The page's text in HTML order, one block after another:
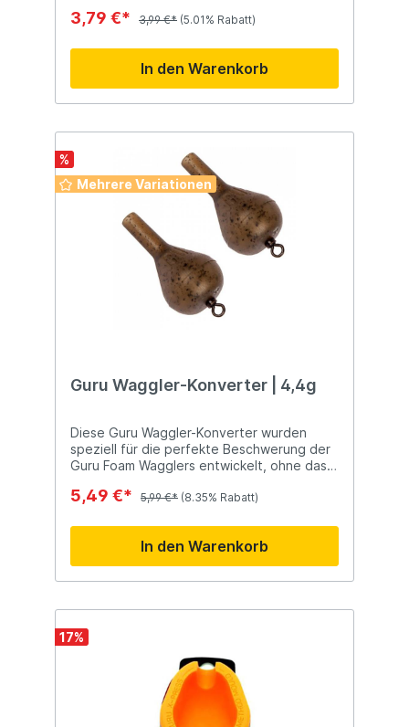
3,79 €* 3,99 €* (5.01% Rabatt)
In den Warenkorb
%
Mehrere Variationen
Guru Waggler-Konverter | 4,4g
Diese Guru Waggler-Konverter wurden
speziell für die perfekte Beschwerung der
Guru Foam Wagglers entwickelt, ohne dass
hinzugefügt werden muss. Ausgestattet
Befestigung an der Leine.
5,49 €* 5,99 €* (8.35% Rabatt)
In den Warenkorb
17%